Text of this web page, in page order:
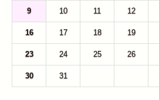
9 10 11 12
16 17 18 19
23 24 25 26
30 31